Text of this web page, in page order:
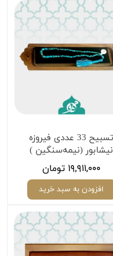
تسبیح 33 عددی فیروزه
نیشابور (نیمه‌سنگین )
۱۹,۹۱۱,۰۰۰ تومان
افزودن به سبد خرید